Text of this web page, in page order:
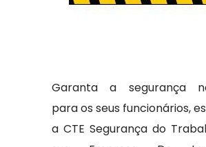
Garanta a segurança
para os seus funcionários,
a CTE Segurança do